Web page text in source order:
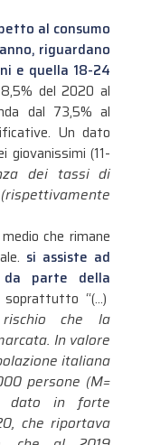
al consumo
riguardano
e quella 18-24
del 2020 al
dal 73,5% al
Un dato
(11-
dei tassi di
che rimane
si assiste ad
da parte della
“(…)
che la
In valore
italiana
persone (M=
dato in forte
che riportava